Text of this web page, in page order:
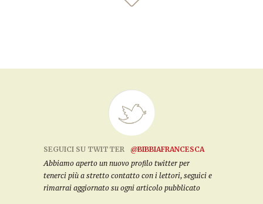
SEGUICI SU TWITTER
@BIBBIAFRANCESCA
Abbiamo aperto un nuovo profilo twitter per
tenerci più a stretto contatto con i lettori, seguici e
rimarrai aggiornato su ogni articolo pubblicato